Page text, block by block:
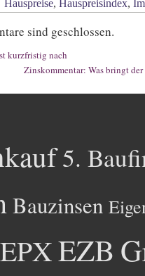
Hauspreise, Hauspreisindex,
sind geschlossen.
kurzfristig nach
Zinskommentar: Was bringt
5.
Bauzinsen
EPXEZB